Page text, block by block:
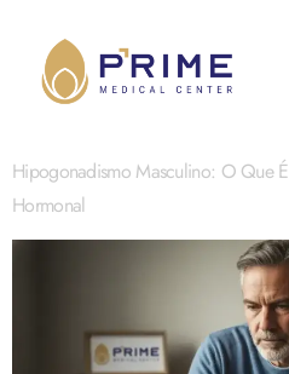
Hipogonadismo Masculino: O Que
Hormonal